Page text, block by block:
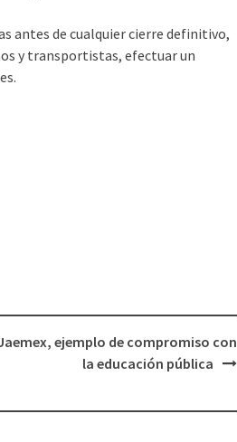
antes de cualquier cierre definitivo,
y transportistas, efectuar un
ejemplo de compromiso con
la educación pública